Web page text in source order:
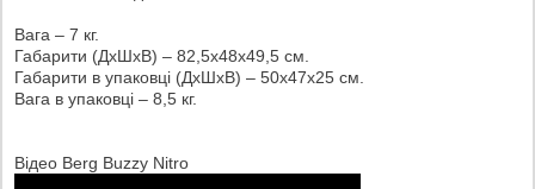
Вага – 7 кг.
Габарити (ДxШxВ) – 82,5x48x49,5 см.
Габарити в упаковці (ДxШxВ) – 50x47x25 см.
Вага в упаковці – 8,5 кг.
Відео Berg Buzzy Nitro